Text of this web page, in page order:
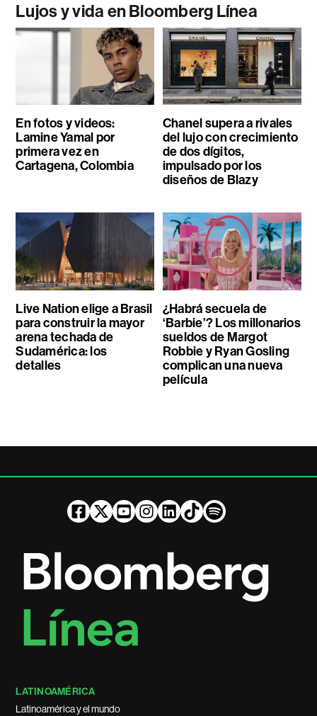
Lujos y vida en Bloomberg Línea
En fotos y videos:
Lamine Yamal por
primera vez en
Cartagena, Colombia
Chanel supera a rivales
del lujo con crecimiento
de dos dígitos,
impulsado por los
diseños de Blazy
Live Nation elige a Brasil
para construir la mayor
arena techada de
Sudamérica: los
detalles
¿Habrá secuela de
‘Barbie’? Los millonarios
sueldos de Margot
Robbie y Ryan Gosling
complican una nueva
película
LATINOAMÉRICA
Latinoamérica y el mundo